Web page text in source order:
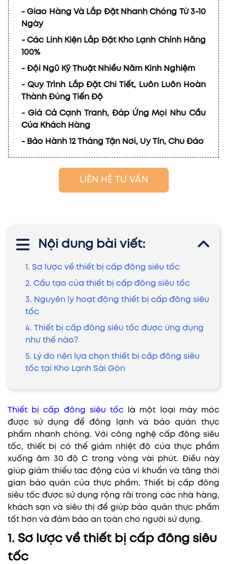
- Giao Hàng Và Lắp Đặt Nhanh Chóng Từ 3-10
Ngày
- Các Linh Kiện Lắp Đặt Kho Lạnh Chính Hãng
100%
- Đội Ngũ Kỹ Thuật Nhiều Năm Kinh Nghiệm
- Quy Trình Lắp Đặt Chi Tiết, Luôn Luôn Hoàn
Thành Đúng Tiến Độ
- Giá Cả Cạnh Tranh, Đáp Ứng Mọi Nhu Cầu
Của Khách Hàng
- Bảo Hành 12 Tháng Tận Nơi, Uy Tín, Chu Đáo
LIÊN HỆ TƯ VẤN
Nội dung bài viết:
1. Sơ lược về thiết bị cấp đông siêu tốc
2. Cấu tạo của thiết bị cấp đông siêu tốc
3. Nguyên lý hoạt động thiết bị cấp đông siêu
tốc
4. Thiết bị cấp đông siêu tốc được ứng dụng
như thế nào?
5. Lý do nên lựa chọn thiết bị cấp đông siêu
tốc tại Kho Lạnh Sài Gòn
Thiết bị cấp đông siêu tốc là một loại máy móc
được sử dụng để đông lạnh và bảo quản thực
phẩm nhanh chóng. Với công nghệ cấp đông siêu
tốc, thiết bị có thể giảm nhiệt độ của thực phẩm
xuống âm 30 độ C trong vòng vài phút. Điều này
giúp giảm thiểu tác động của vi khuẩn và tăng thời
gian bảo quản của thực phẩm. Thiết bị cấp đông
siêu tốc được sử dụng rộng rãi trong các nhà hàng,
khách sạn và siêu thị để giúp bảo quản thực phẩm
tốt hơn và đảm bảo an toàn cho người sử dụng.
1. Sơ lược về thiết bị cấp đông siêu
tốc